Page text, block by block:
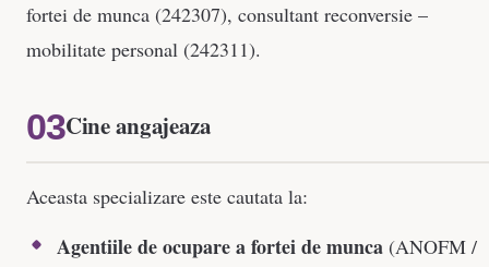
fortei de munca (242307), consultant reconversie –
mobilitate personal (242311).
Cine angajeaza
Aceasta specializare este cautata la:
Agentiile de ocupare a fortei de munca (ANOFM /